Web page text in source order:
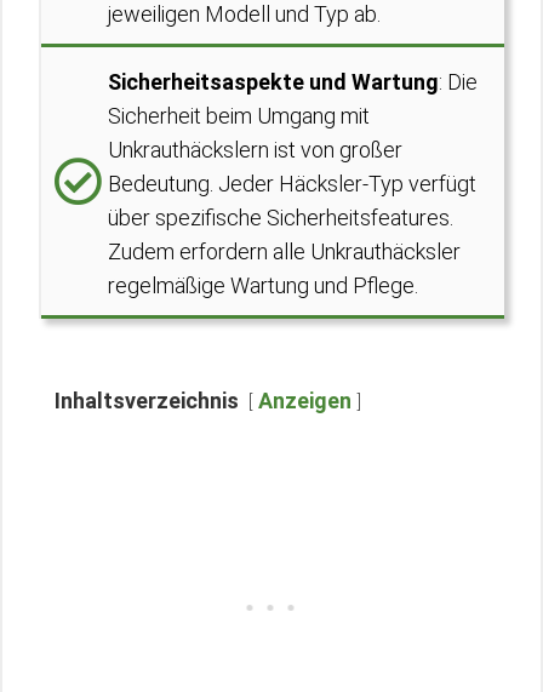
jeweiligen Modell und Typ ab.
Sicherheitsaspekte und Wartung: Die
Sicherheit beim Umgang mit
Unkrauthäckslern ist von großer
Bedeutung. Jeder Häcksler-Typ verfügt
über spezifische Sicherheitsfeatures.
Zudem erfordern alle Unkrauthäcksler
regelmäßige Wartung und Pflege.
Inhaltsverzeichnis Anzeigen